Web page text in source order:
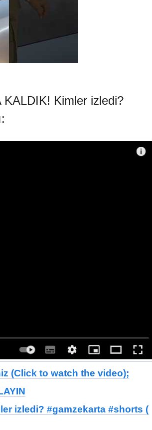
Kimler izledi?
(Click to watch the video);
izledi? #gamzekarta #shorts (